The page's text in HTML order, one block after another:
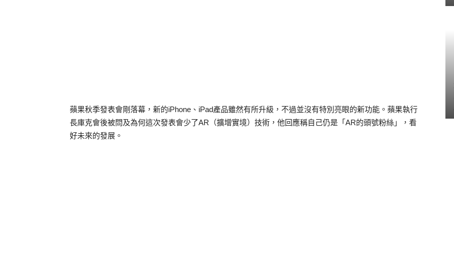
蘋果秋季發表會剛落幕，新的iPhone 、 iPad產品雖然有所升級，不過並沒有特別亮眼的新功能。蘋果執行
長庫克會後被問及為何這次發表會少了AR （擴增實境）技術，他回應稱自己仍是「 AR的頭號粉絲」，看
好未來的發展。